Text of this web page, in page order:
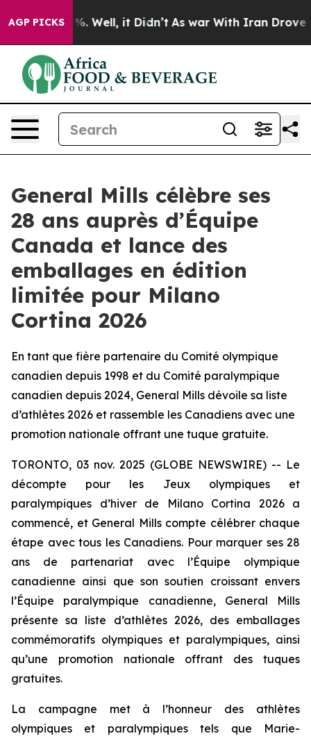
AGP PICKS
40%. Well, it Didn’t As war With Iran Drove oil
General Mills célèbre ses
28 ans auprès d’Équipe
Canada et lance des
emballages en édition
limitée pour Milano
Cortina 2026
En tant que fière partenaire du Comité olympique
canadien depuis 1998 et du Comité paralympique
canadien depuis 2024, General Mills dévoile sa liste
d’athlètes 2026 et rassemble les Canadiens avec une
promotion nationale offrant une tuque gratuite.
TORONTO, 03 nov. 2025 (GLOBE NEWSWIRE) -- Le
décompte pour les Jeux olympiques et
paralympiques d’hiver de Milano Cortina 2026 a
commencé, et General Mills compte célébrer chaque
étape avec tous les Canadiens. Pour marquer ses 28
ans de partenariat avec l’Équipe olympique
canadienne ainsi que son soutien croissant envers
l’Équipe paralympique canadienne, General Mills
présente sa liste d’athlètes 2026, des emballages
commémoratifs olympiques et paralympiques, ainsi
qu’une promotion nationale offrant des tuques
gratuites.
La campagne met à l’honneur des athlètes
olympiques et paralympiques tels que Marie-